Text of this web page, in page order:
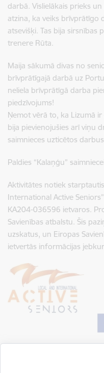
darbā. Vislielākais prieks
atzina, ka veiks brīvprātīgo
atsevišķi. Tas bija sirsnības
trenere Rūta.
Maija sākumā divas no
brīvprātīgajā darbā uz
neliela brīvprātīgā darba
piedzīvojums!
Ņemot vērā to, ka Lizumā
bija pievienojušies arī viņu
saimnieces uzticētos
Paldies “Kalaņģu”
Aktivitātes notiek
International Active
KA204-036596 ietvaros.
Savienības atbalstu. Šis
uzskatus, un Eiropas
ietvertās informācijas